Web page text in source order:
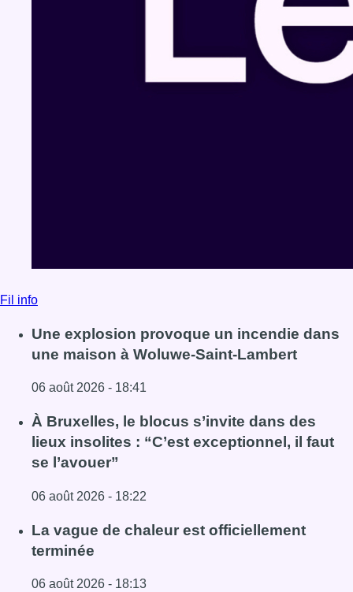
Fil info
Une explosion provoque un incendie dans
une maison à Woluwe-Saint-Lambert
06 août 2026 - 18:41
Lire l'article Une explosion provoque un incendie dans
À Bruxelles, le blocus s’invite dans des
lieux insolites : “C’est exceptionnel, il faut
se l’avouer”
06 août 2026 - 18:22
Lire l'article À Bruxelles, le blocus s’invite dans des lieux
La vague de chaleur est officiellement
terminée
06 août 2026 - 18:13